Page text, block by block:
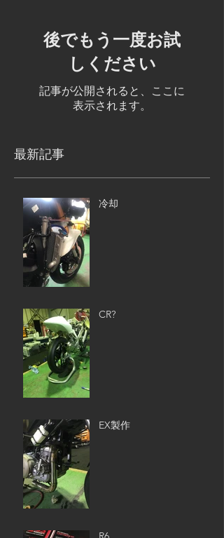
後でもう一度お試
しください
記事が公開されると、ここに
表示されます。
最新記事
冷却
CR?
EX製作